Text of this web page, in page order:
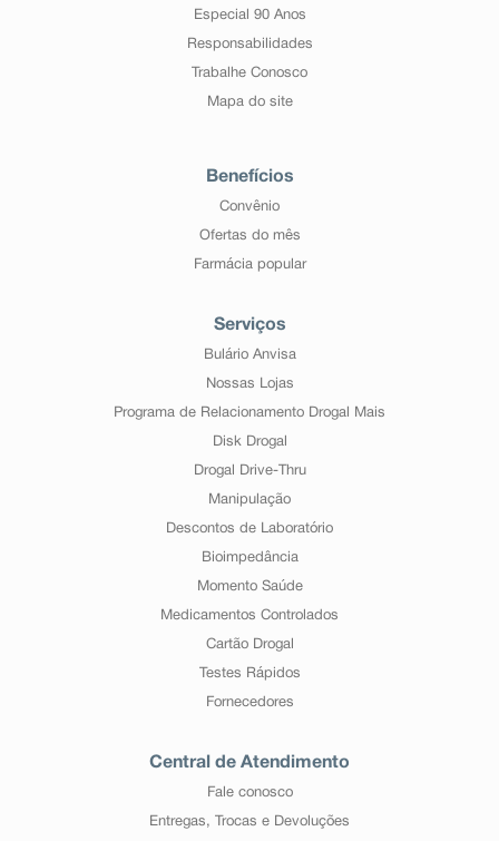
Especial 90 Anos
Responsabilidades
Trabalhe Conosco
Mapa do site
Benefícios
Convênio
Ofertas do mês
Farmácia popular
Serviços
Bulário Anvisa
Nossas Lojas
Programa de Relacionamento Drogal Mais
Disk Drogal
Drogal Drive-Thru
Manipulação
Descontos de Laboratório
Bioimpedância
Momento Saúde
Medicamentos Controlados
Cartão Drogal
Testes Rápidos
Fornecedores
Central de Atendimento
Fale conosco
Entregas, Trocas e Devoluções